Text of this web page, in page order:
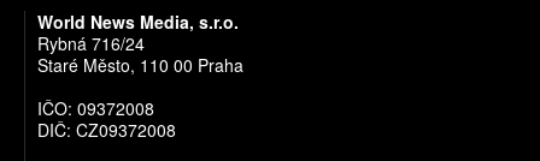
World News Media, s.r.o.
Rybná 716/24
Staré Město, 110 00 Praha
IČO: 09372008
DIČ: CZ09372008